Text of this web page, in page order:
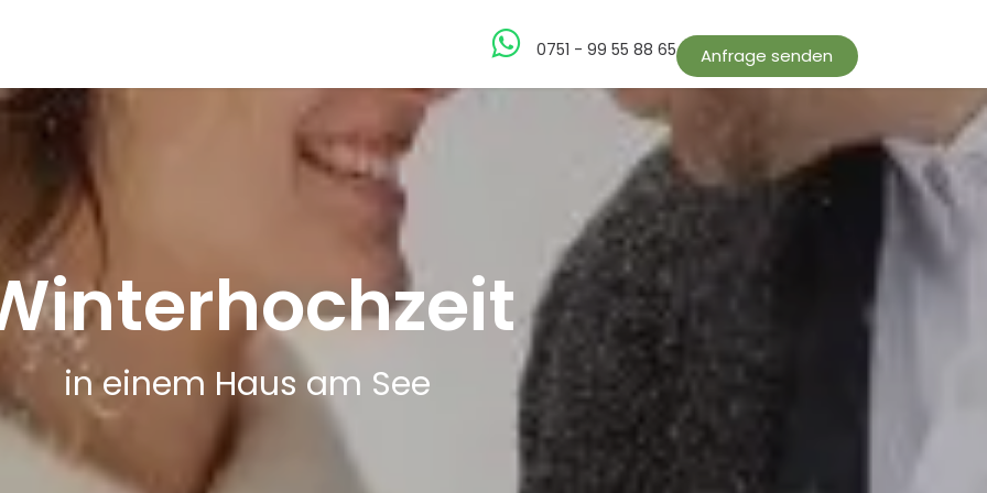
Jobs 0751 - 99 55 88 65 Anfrage senden
in einem Haus am See